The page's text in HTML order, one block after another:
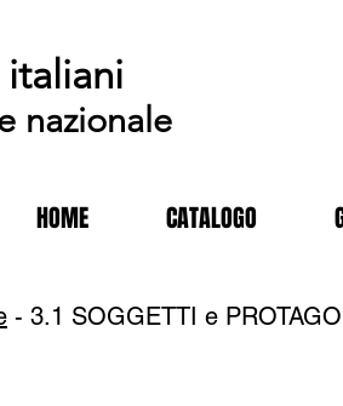
nazionale
HOME CATALOGO
- 3.1 SOGGETTI e